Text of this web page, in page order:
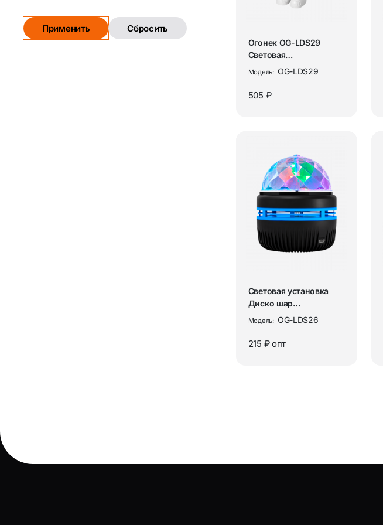
Применить Сбросить
Огонек OG-LDS29
Световая
установка+акустика
Модель: OG-LDS29
505 ₽
Световая установка
Диско шар
светодиодный Огонёк
Модель: OG-LDS26
215 ₽опт